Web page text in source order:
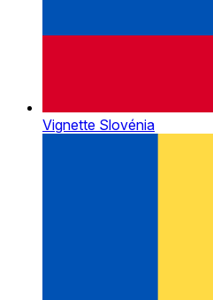
Vignette Slovénia